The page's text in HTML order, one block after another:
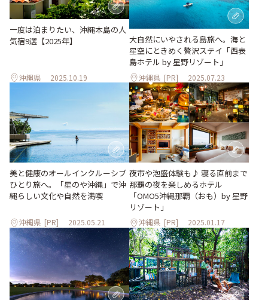
一度は泊まりたい、沖縄本島の人
気宿9選【2025年】
沖縄県 2025.10.19
大自然にいやされる島旅へ。海と
星空にときめく贅沢ステイ「西表
島ホテル by 星野リゾート」
沖縄県 [PR] 2025.07.23
美と健康のオールインクルーシブ
ひとり旅へ。「星のや沖縄」で沖
縄らしい文化や自然を満喫
沖縄県 [PR] 2025.05.21
夜市や泡盛体験も♪ 寝る直前まで
那覇の夜を楽しめるホテル
「OMO5沖縄那覇（おも）by 星野
リゾート」
沖縄県 [PR] 2025.01.17